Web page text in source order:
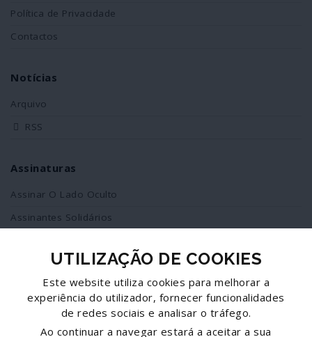
Política de Privacidade
Contactos
Notícias
Arquivo
RSS
Assinaturas
Assinar O Lado Oculto
Assinantes Solidários
Redes Sociais
Siga-nos no facebook
UTILIZAÇÃO DE COOKIES
Este website utiliza cookies para melhorar a
experiência do utilizador, fornecer funcionalidades
de redes sociais e analisar o tráfego.
Ao continuar a navegar estará a aceitar a sua